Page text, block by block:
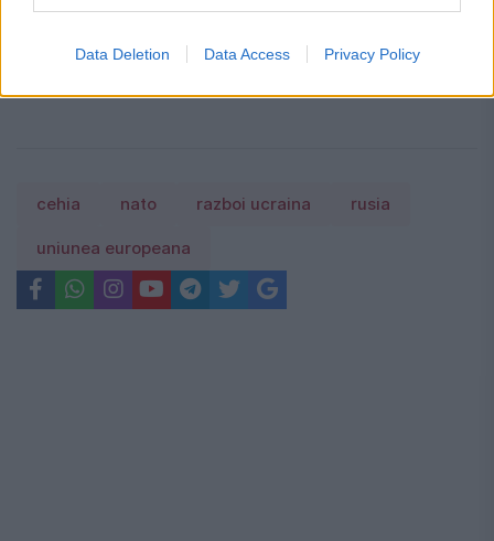
Data Deletion Data Access Privacy Policy
pensie? Actele necesare. Termenul legal
cehia nato razboi ucraina rusia
uniunea europeana